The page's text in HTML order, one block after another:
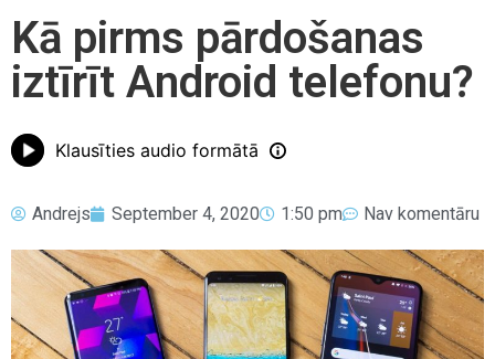
Kā pirms pārdošanas
iztīrīt Android telefonu?
Klausīties audio formātā
Andrejs September 4, 2020 1:50 pm Nav komentāru